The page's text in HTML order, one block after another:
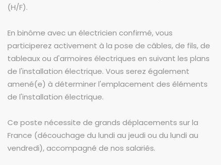
(H/F).
En binôme avec un électricien confirmé, vous
participerez activement à la pose de câbles, de fils, de
tableaux ou d'armoires électriques en suivant les plans
de l'installation électrique. Vous serez également
amené(e) à déterminer l'emplacement des éléments
de l'installation électrique.
Ce poste nécessite de grands déplacements sur la
France (découchage du lundi au jeudi ou du lundi au
vendredi), accompagné de nos salariés.